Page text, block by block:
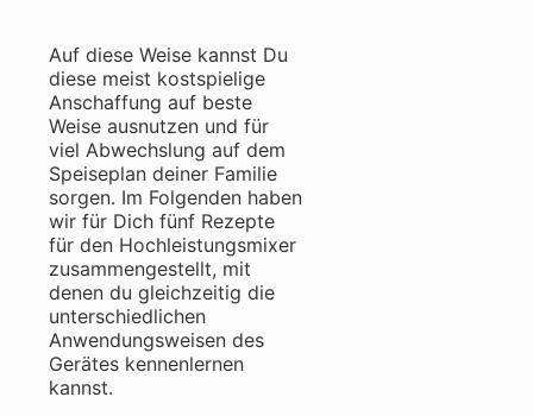
Auf diese Weise kannst Du
diese meist kostspielige
Anschaffung auf beste
Weise ausnutzen und für
viel Abwechslung auf dem
Speiseplan deiner Familie
sorgen. Im Folgenden haben
wir für Dich fünf Rezepte
für den Hochleistungsmixer
zusammengestellt, mit
denen du gleichzeitig die
unterschiedlichen
Anwendungsweisen des
Gerätes kennenlernen
kannst.